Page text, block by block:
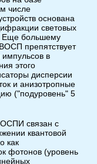
числе
основана
световых
Еще большему
препятствует
в
этого
дисперсии
и анизотропные
("подуровень" 5
связан с
квантовой
как
фотонов (уровень